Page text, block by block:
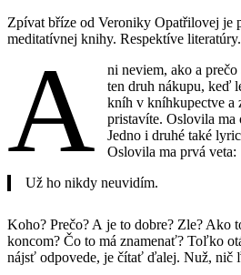
Zpívat bříze od Veroniky Opatřilovej je
meditatívnej knihy. Respektíve literatúry.
A
ni neviem, ako a
ten druh nákupu, keď
kníh v kníhkupectve a
pristavíte. Oslovila ma
Jedno i druhé také
Oslovila ma prvá veta:
Už ho nikdy neuvidím.
Koho? Prečo? A je to dobre? Zle? Ako
koncom? Čo to má znamenať? Toľko
nájsť odpovede, je čítať ďalej. Nuž, nič